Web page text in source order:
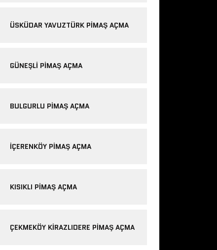
ÜSKÜDAR YAVUZTÜRK PIMAŞ AÇMA
GÜNEŞLI PIMAŞ AÇMA
BULGURLU PIMAŞ AÇMA
IÇERENKÖY PIMAŞ AÇMA
KISIKLI PIMAŞ AÇMA
ÇEKMEKÖY KIRAZLIDERE PIMAŞ AÇMA